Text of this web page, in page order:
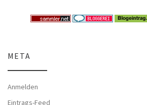
META
Anmelden
Eintrags-Feed